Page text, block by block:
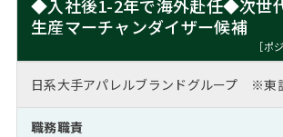
◆入社後1-2年で海外赴任◆次世
生産マーチャンダイザー候補
［ポ
日系大手アパレルブランドグループ ※東
職務職責